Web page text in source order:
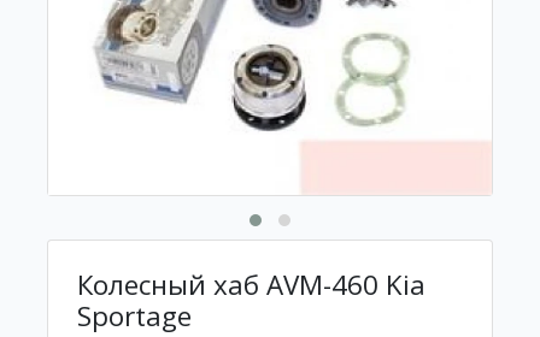
Колесный хаб AVM-460 Kia
Sportage